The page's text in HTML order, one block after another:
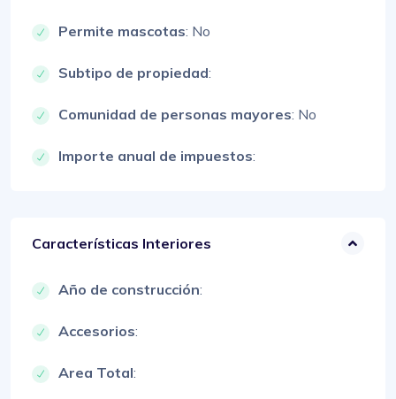
Permite mascotas: No
Subtipo de propiedad:
Comunidad de personas mayores: No
Importe anual de impuestos:
Características Interiores
Año de construcción:
Accesorios:
Area Total: